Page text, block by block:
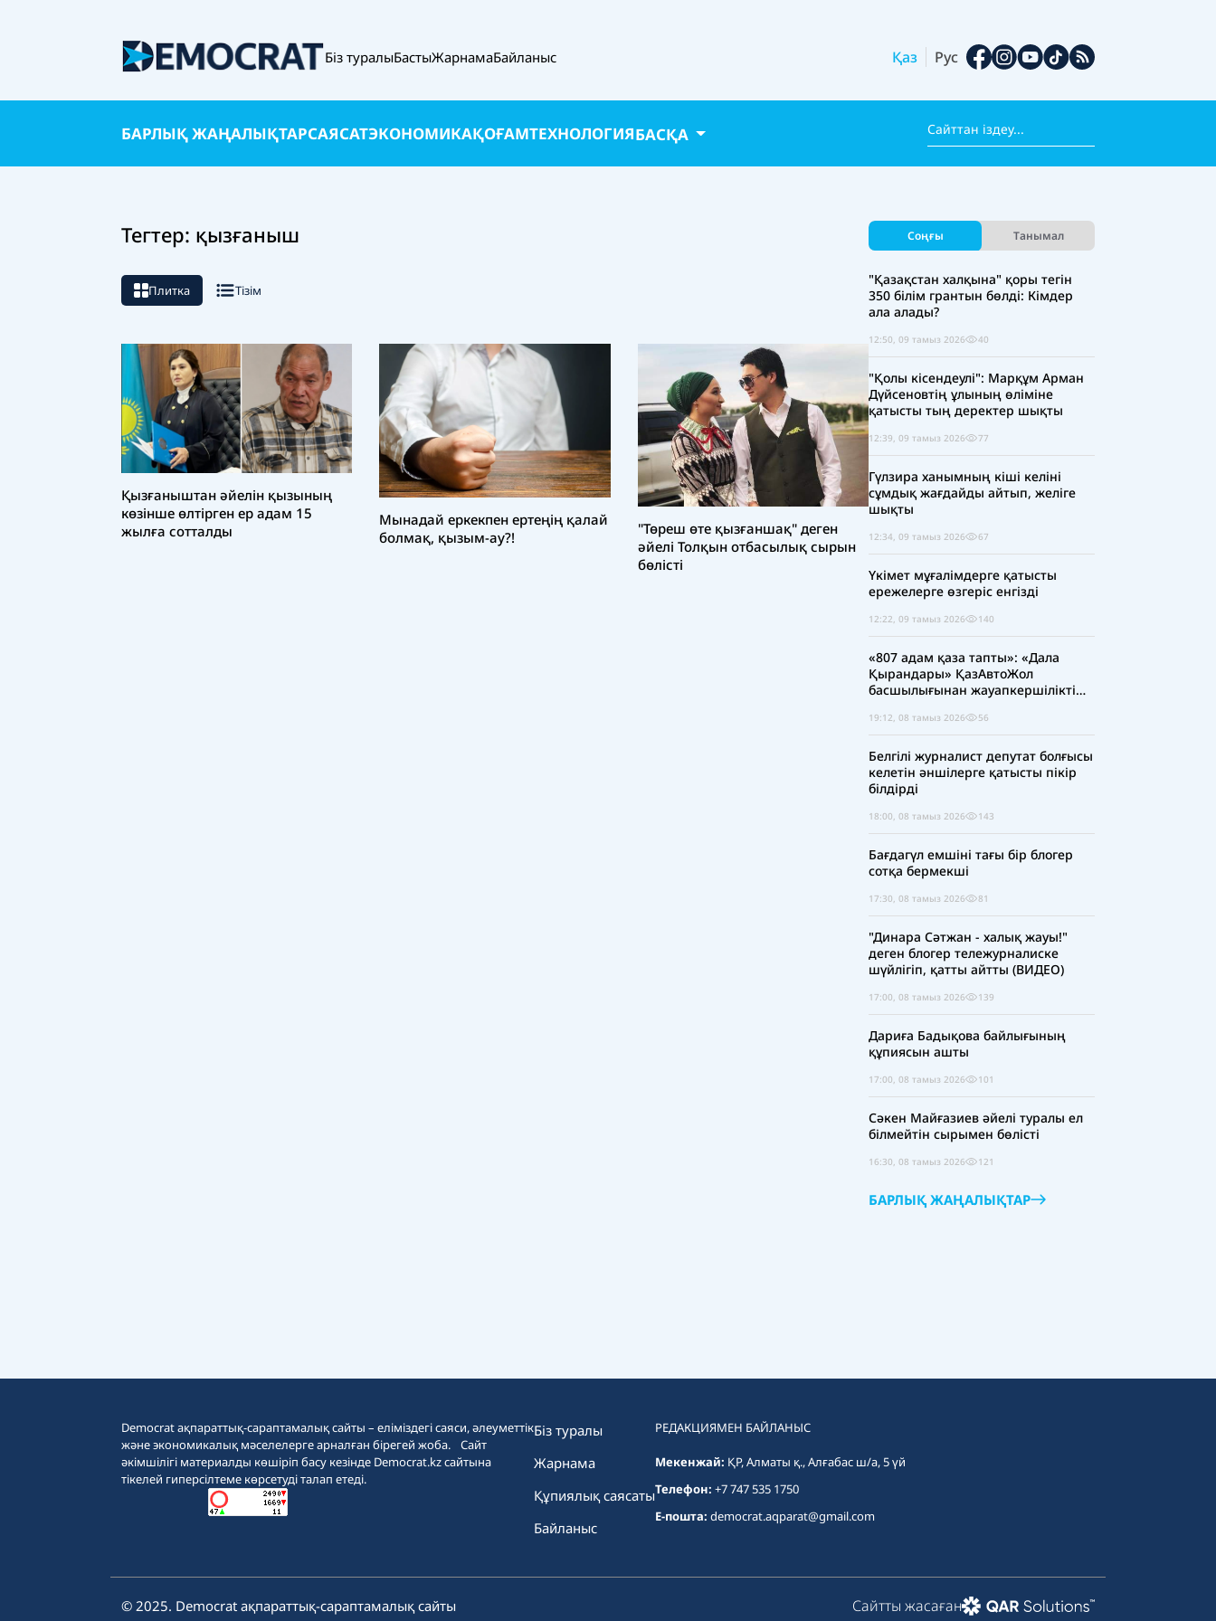
Біз туралыБастыЖарнамаБайланыс Қаз Рус
БАРЛЫҚ ЖАҢАЛЫҚТАРСАЯСАТЭКОНОМИКАҚОҒАМТЕХНОЛОГИЯБАСҚА
Тегтер: қызғаныш
Плитка Тізім
Қызғаныштан әйелін қызының
көзінше өлтірген ер адам 15
жылға сотталды
Мынадай еркекпен ертеңің қалай
болмақ, қызым-ау?!
"Төреш өте қызғаншақ" деген
әйелі Толқын отбасылық сырын
бөлісті
Соңғы Танымал
"Қазақстан халқына" қоры тегін
350 білім грантын бөлді: Кімдер
ала алады?
12:50, 09 тамыз 2026 40
"Қолы кісендеулі": Марқұм Арман
Дүйсеновтің ұлының өліміне
қатысты тың деректер шықты
12:39, 09 тамыз 2026 77
Гүлзира ханымның кіші келіні
сұмдық жағдайды айтып, желіге
шықты
12:34, 09 тамыз 2026 67
Үкімет мұғалімдерге қатысты
ережелерге өзгеріс енгізді
12:22, 09 тамыз 2026 140
«807 адам қаза тапты»: «Дала
Қырандары» ҚазАвтоЖол
басшылығынан жауапкершілікті
19:12, 08 тамыз 2026 56
Белгілі журналист депутат болғысы
келетін әншілерге қатысты пікір
білдірді
18:00, 08 тамыз 2026 143
Бағдагүл емшіні тағы бір блогер
сотқа бермекші
17:30, 08 тамыз 2026 81
"Динара Сәтжан - халық жауы!"
деген блогер тележурналиске
шүйлігіп, қатты айтты (ВИДЕО)
17:00, 08 тамыз 2026 139
Дариға Бадықова байлығының
құпиясын ашты
17:00, 08 тамыз 2026 101
Сәкен Майғазиев әйелі туралы ел
білмейтін сырымен бөлісті
16:30, 08 тамыз 2026 121
БАРЛЫҚ ЖАҢАЛЫҚТАР
Democrat ақпараттық-сараптамалық сайты – еліміздегі саяси, әлеуметтік
және экономикалық мәселелерге арналған бірегей жоба. Сайт
әкімшілігі материалды көшіріп басу кезінде Democrat.kz сайтына
тікелей гиперсілтеме көрсетуді талап етеді.
Біз туралы
Жарнама
Құпиялық саясаты
Байланыс
РЕДАКЦИЯМЕН БАЙЛАНЫС
Мекенжай: ҚР, Алматы қ., Алғабас ш/а, 5 үй
Телефон: +7 747 535 1750
E-пошта: democrat.aqparat@gmail.com
© 2025. Democrat ақпараттық-сараптамалық сайты Сайтты жасаған